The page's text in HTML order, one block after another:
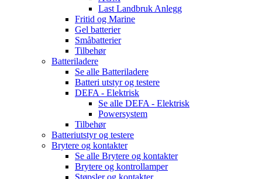
Last Landbruk Anlegg
Fritid og Marine
Gel batterier
Småbatterier
Tilbehør
Batteriladere
Se alle Batteriladere
Batteri utstyr og testere
DEFA - Elektrisk
Se alle DEFA - Elektrisk
Powersystem
Tilbehør
Batteriutstyr og testere
Brytere og kontakter
Se alle Brytere og kontakter
Brytere og kontrollamper
Støpsler og kontakter